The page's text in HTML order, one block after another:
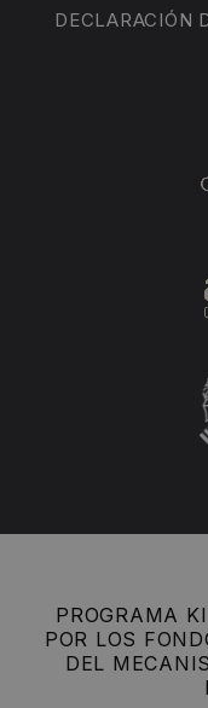
DECLARACIÓN
PROGRAMA
POR LOS
DEL